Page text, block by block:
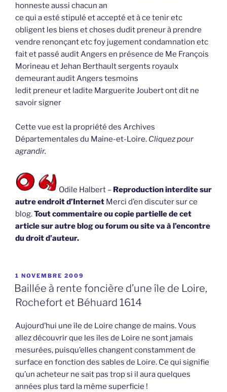
honneste aussi chacun an
ce qui a esté stipulé et accepté et à ce tenir etc
obligent les biens et choses dudit preneur à prendre
vendre renonçant etc foy jugement condamnation etc
fait et passé audit Angers en présence de Me François
Morineau et Jehan Berthault sergents royaulx
demeurant audit Angers tesmoins
ledit preneur et ladite Marguerite Joubert ont dit ne
savoir signer
Cette vue est la propriété des Archives
Départementales du Maine-et-Loire. Cliquez pour
agrandir.
Odile Halbert – Reproduction interdite sur
autre endroit d’Internet Merci d’en discuter sur ce
blog.Tout commentaire ou copie partielle de cet
article sur autre blog ou forum ou site va à l’encontre
du droit d’auteur.
PUBLIÉ
LE
1 NOVEMBRE 2009
Baillée à rente foncière d’une île de Loire,
Rochefort et Béhuard 1614
Aujourd’hui une île de Loire change de mains. Vous
allez découvrir que les îles de Loire ne sont jamais
mesurées, puisqu’elles changent constamment de
surface en fonction des sables de Loire. Ce qui signifie
qu’un acheteur ne sait pas trop si il aura quelques
années plus tard la même superficie !